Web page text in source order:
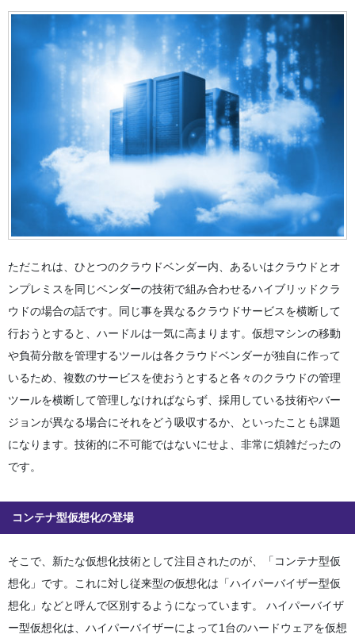
ただこれは、ひとつのクラウドベンダー内、あるいはクラウドとオ
ンプレミスを同じベンダーの技術で組み合わせるハイブリッドクラ
ウドの場合の話です。同じ事を異なるクラウドサービスを横断して
行おうとすると、ハードルは一気に高まります。仮想マシンの移動
や負荷分散を管理するツールは各クラウドベンダーが独自に作って
いるため、複数のサービスを使おうとすると各々のクラウドの管理
ツールを横断して管理しなければならず、採用している技術やバー
ジョンが異なる場合にそれをどう吸収するか、といったことも課題
になります。技術的に不可能ではないにせよ、非常に煩雑だったの
です。
コンテナ型仮想化の登場
そこで、新たな仮想化技術として注目されたのが、「コンテナ型仮
想化」です。これに対し従来型の仮想化は「ハイパーバイザー型仮
想化」などと呼んで区別するようになっています。 ハイパーバイザ
ー型仮想化は、ハイパーバイザーによって1台のハードウェアを仮想